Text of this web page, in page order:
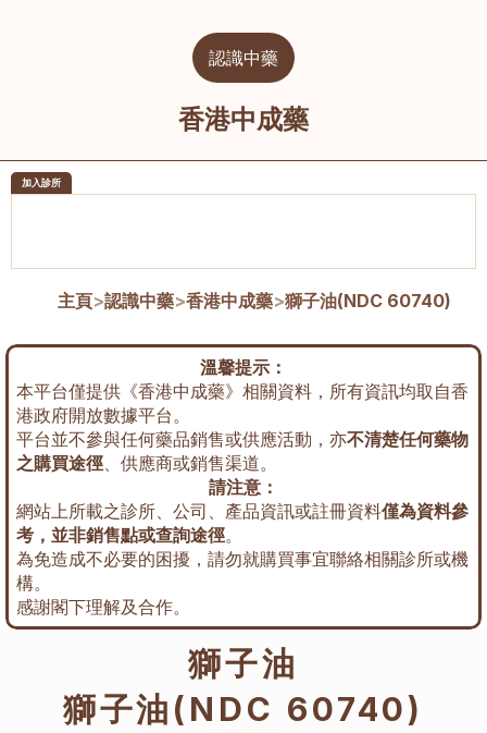
認識中藥
香港中成藥
加入診所
主頁>認識中藥>香港中成藥>獅子油(NDC 60740)
溫馨提示：
本平台僅提供《香港中成藥》相關資料，所有資訊均取自香
港政府開放數據平台。
平台並不參與任何藥品銷售或供應活動，亦不清楚任何藥物
之購買途徑、供應商或銷售渠道。
請注意：
網站上所載之診所、公司、產品資訊或註冊資料僅為資料參
考，並非銷售點或查詢途徑。
為免造成不必要的困擾，請勿就購買事宜聯絡相關診所或機
構。
感謝閣下理解及合作。
獅子油
獅子油(NDC 60740)